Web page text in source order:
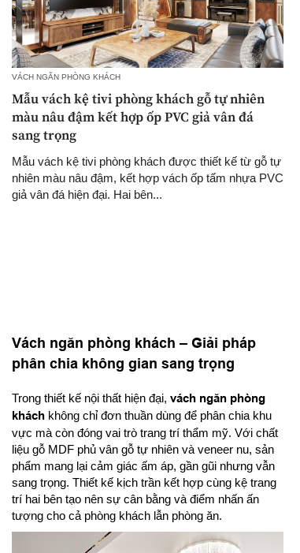
VÁCH NGĂN PHÒNG KHÁCH
Mẫu vách kệ tivi phòng khách gỗ tự nhiên
màu nâu đậm kết hợp ốp PVC giả vân đá
sang trọng
Mẫu vách kệ tivi phòng khách được thiết kế từ gỗ tự
nhiên màu nâu đậm, kết hợp vách ốp tấm nhựa PVC
giả vân đá hiện đại. Hai bên...
Vách ngăn phòng khách – Giải pháp
phân chia không gian sang trọng
Trong thiết kế nội thất hiện đại, vách ngăn phòng
khách không chỉ đơn thuần dùng để phân chia khu
vực mà còn đóng vai trò trang trí thẩm mỹ. Với chất
liệu gỗ MDF phủ vân gỗ tự nhiên và veneer nu, sản
phẩm mang lại cảm giác ấm áp, gần gũi nhưng vẫn
sang trọng. Thiết kế kịch trần kết hợp cùng kệ trang
trí hai bên tạo nên sự cân bằng và điểm nhấn ấn
tượng cho cả phòng khách lẫn phòng ăn.